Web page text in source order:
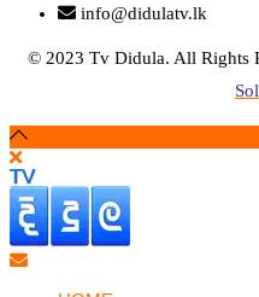
info@didulatv.lk
© 2023 Tv Didula. All Rights